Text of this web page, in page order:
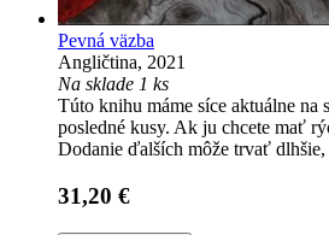
Pevná väzba
Angličtina, 2021
Na sklade 1 ks
Túto knihu máme síce aktuálne na
posledné kusy. Ak ju chcete mať
Dodanie ďalších môže trvať
31,20 €